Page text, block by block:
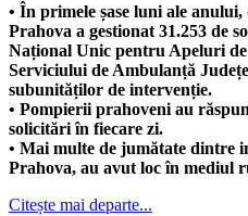
• În primele șase luni ale
Prahova a gestionat 31.253 de
Național Unic pentru Apeluri
Serviciului de Ambulanță
subunităților de intervenție.
• Pompierii prahoveni au
solicitări în fiecare zi.
• Mai multe de jumătate dintre
Prahova, au avut loc în mediul
Citește mai departe...